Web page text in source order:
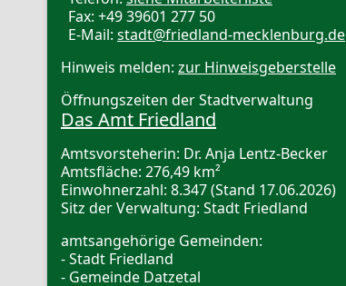
Fax: +49 39601 277 50
E-Mail: stadt@friedland-mecklenburg.de
Hinweis melden: zur Hinweisgeberstelle
Öffnungszeiten der Stadtverwaltung
Das Amt Friedland
Amtsvorsteherin: Dr. Anja Lentz-Becker
Amtsfläche: 276,49 km²
Einwohnerzahl: 8.347 (Stand 17.06.2026)
Sitz der Verwaltung: Stadt Friedland
amtsangehörige Gemeinden:
- Stadt Friedland
- Gemeinde Datzetal